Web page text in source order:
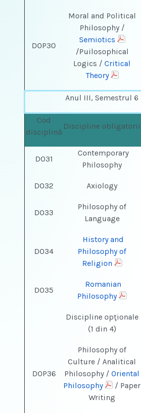
DOP30
Moral and Political
Philosophy /
Semiotics
/Puilosophical
Logics / Critical
Theory
Anul III, Semestrul 6
Cod
disciplină
Discipline obligatorii
DO31
Contemporary
Philosophy
DO32 Axiology
DO33
Philosophy of
Language
DO34
History and
Philosophy of
Religion
DO35
Romanian
Philosophy
Discipline opţionale
(1 din 4)
DOP36
Philosophy of
Culture / Analitical
Philosophy / Oriental
Philosophy
/ Paper
Writing